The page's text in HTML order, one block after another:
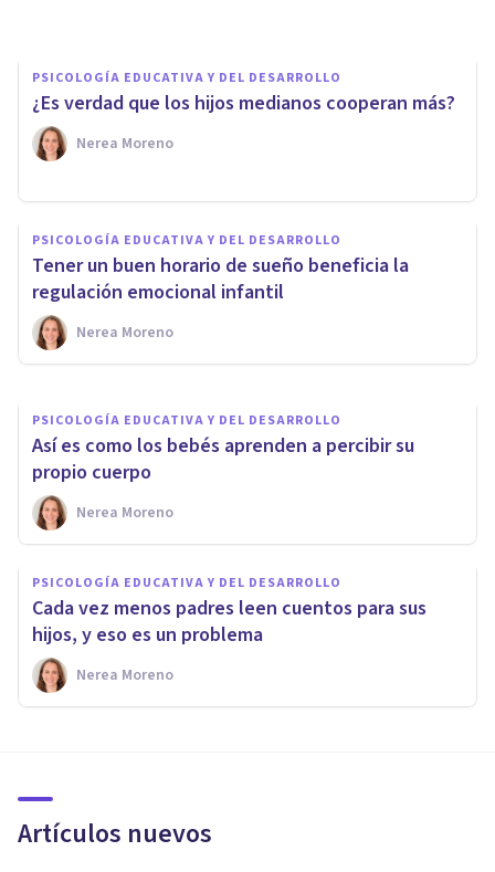
PSICOLOGÍA EDUCATIVA Y DEL DESARROLLO
¿Es verdad que los hijos medianos cooperan más?
Nerea Moreno
PSICOLOGÍA EDUCATIVA Y DEL DESARROLLO
Tener un buen horario de sueño beneficia la
regulación emocional infantil
Nerea Moreno
No, una infancia difícil no hace
madurar antes a los niños
Nerea Moreno
PSICOLOGÍA EDUCATIVA Y DEL DESARROLLO
Así es como los bebés aprenden a percibir su
propio cuerpo
Nerea Moreno
PSICOLOGÍA EDUCATIVA Y DEL DESARROLLO
Cada vez menos padres leen cuentos para sus
hijos, y eso es un problema
Nerea Moreno
Artículos nuevos